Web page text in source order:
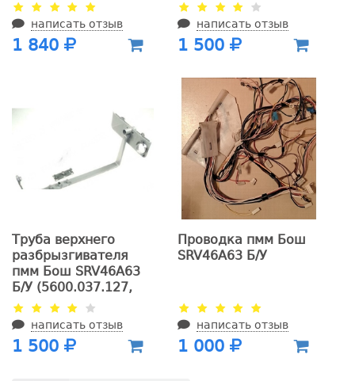
написать отзыв
1 840
написать отзыв
1 500
Труба верхнего
разбрызгивателя
пмм Бош SRV46A63
Б/У (5600.037.127,
736-1875-70, на
схеме 35 7046 и
0170)
написать отзыв
1 500
Проводка пмм Бош
SRV46A63 Б/У
написать отзыв
1 000